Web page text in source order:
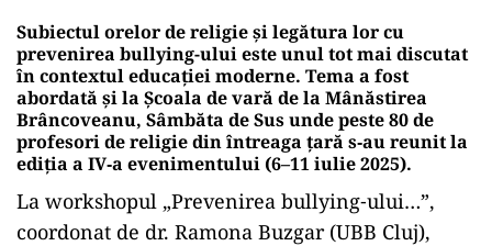
Subiectul orelor de religie și legătura lor cu
prevenirea bullying-ului este unul tot mai discutat
în contextul educației moderne. Tema a fost
abordată și la Școala de vară de la Mânăstirea
Brâncoveanu, Sâmbăta de Sus unde peste 80 de
profesori de religie din întreaga țară s‑au reunit la
ediția a IV‑a evenimentului (6–11 iulie 2025).
La workshopul „Prevenirea bullying‑ului…”,
coordonat de dr. Ramona Buzgar (UBB Cluj),